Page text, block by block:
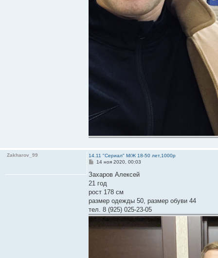
Zakharov_99
14.11 "Сериал" М/Ж 18-50 лет,1000р
С
о
щ
е
и
е
14 ноя 2020, 00:03
Захаров Алексей
21 год
рост 178 см
размер одежды 50, размер обуви 44
тел. 8 (925) 025-23-05